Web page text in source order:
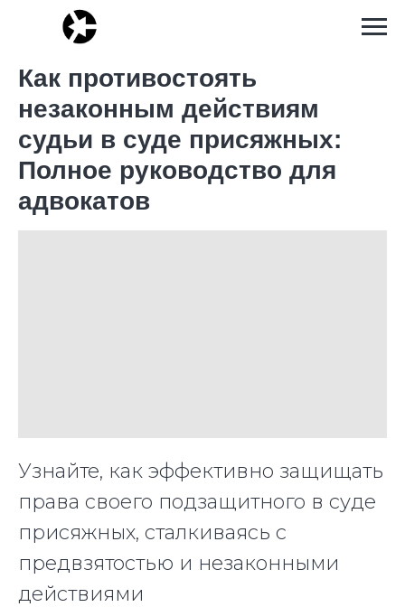
Как противостоять
незаконным действиям
судьи в суде присяжных:
Полное руководство для
адвокатов
Узнайте, как эффективно защищать
права своего подзащитного в суде
присяжных, сталкиваясь с
предвзятостью и незаконными
действиями